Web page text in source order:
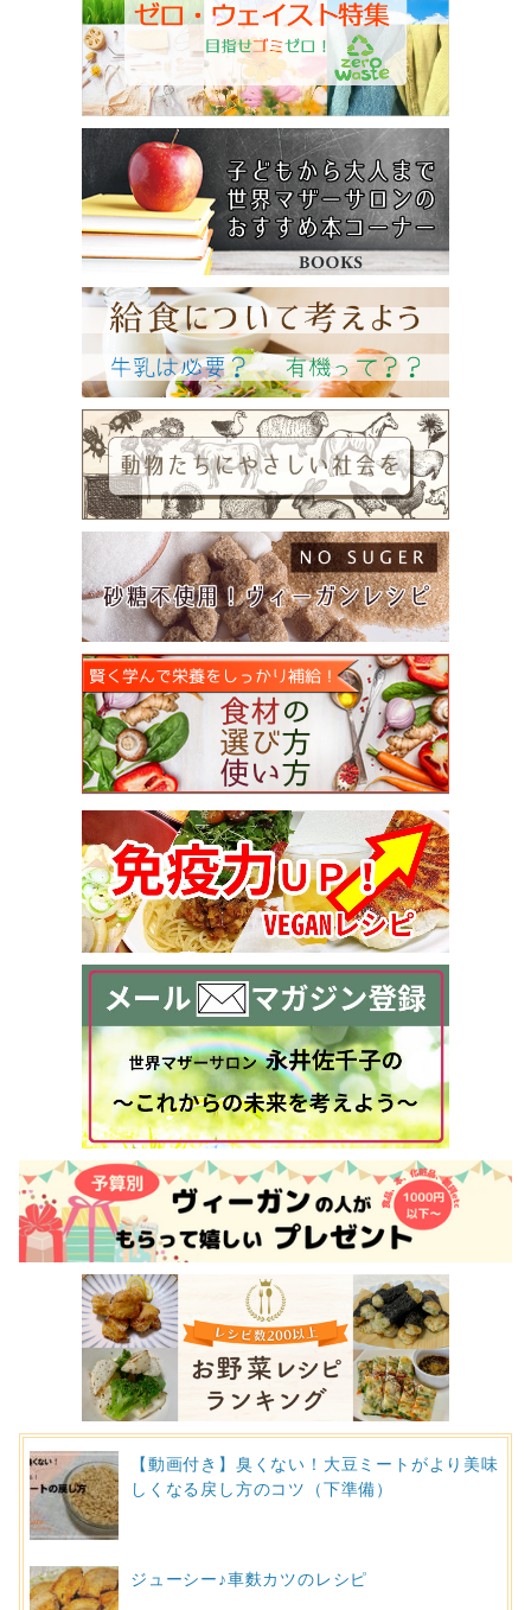
【動画付き】臭くない！大豆ミートがより美味
しくなる戻し方のコツ（下準備）
ジューシー♪車麩カツのレシピ